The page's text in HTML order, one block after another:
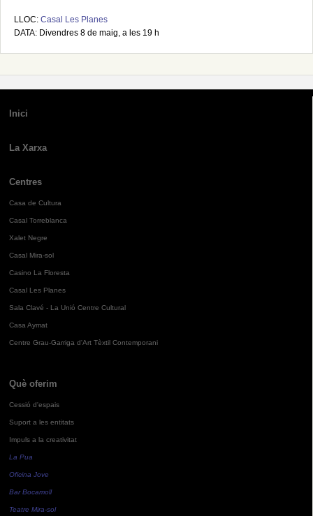
LLOC: Casal Les Planes
DATA: Divendres 8 de maig, a les 19 h
Inici
La Xarxa
Centres
Casa de Cultura
Casal Torreblanca
Xalet Negre
Casal Mira-sol
Casino La Floresta
Casal Les Planes
Sala Clavé - La Unió Centre Cultural
Casa Aymat
Centre Grau-Garriga d'Art Tèxtil Contemporani
Què oferim
Cessió d'espais
Suport a les entitats
Impuls a la creativitat
La Pua
Oficina Jove
Bar Bocamoll
Teatre Mira-sol